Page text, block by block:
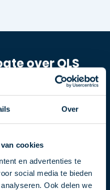
Over
cookies
en advertenties te
social media te bieden
Ook delen we
over QLS